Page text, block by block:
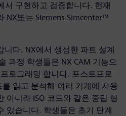
서 구현하고 검증합니다. 현재
NX또는 Siemens Simcenter™
다. NX에서 생성한 파트 설계
과정 학생들은 NX CAM 기능으
로그래밍 합니다. 포스트프로
읽고 분석해 여러 기계에 사용
아니라 ISO 코드와 같은 중립 형
있습니다. 학생들은 초기 단계